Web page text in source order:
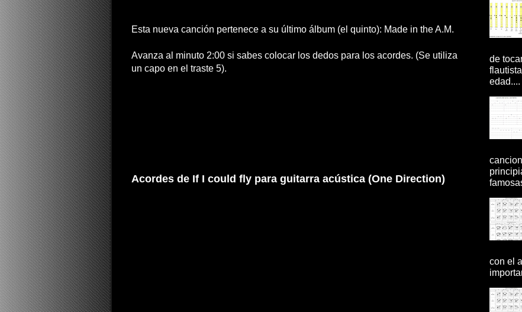
Esta nueva canción pertenece a su último álbum (el quinto): Made in the A.M.
Avanza al minuto 2:00 si sabes colocar los dedos para los acordes. (Se utiliza
un capo en el traste 5).
Acordes de If I could fly para guitarra acústica (One Direction)
de
edad....
con el